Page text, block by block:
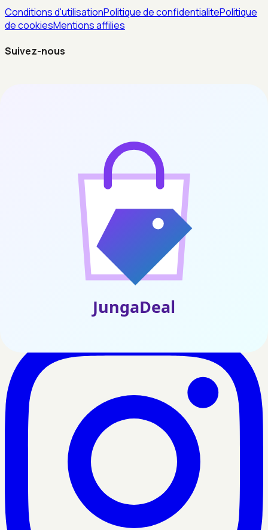
Conditions d'utilisationPolitique de confidentialitePolitique
de cookiesMentions affilies
Suivez-nous